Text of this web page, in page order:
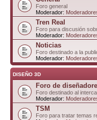
Foro general
Moderador:
Tren Real
Foro para discusión
Moderador:
Noticias
Foro destinado a la
Moderador:
DISEÑO 3D
Foro de
Foro destinado al
Moderador:
TSM
Foro para tratar temas